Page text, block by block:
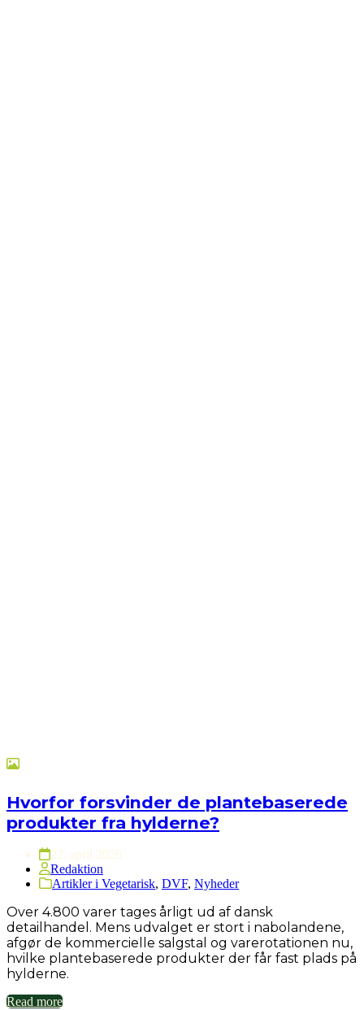
Hvorfor forsvinder de plantebaserede
produkter fra hylderne?
22. april 2026
Redaktion
Artikler i Vegetarisk, DVF, Nyheder
Over 4.800 varer tages årligt ud af dansk
detailhandel. Mens udvalget er stort i nabolandene,
afgør de kommercielle salgstal og varerotationen nu,
hvilke plantebaserede produkter der får fast plads på
hylderne.
Read more